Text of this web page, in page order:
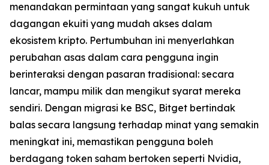
menandakan permintaan yang sangat kukuh untuk
dagangan ekuiti yang mudah akses dalam
ekosistem kripto. Pertumbuhan ini menyerlahkan
perubahan asas dalam cara pengguna ingin
berinteraksi dengan pasaran tradisional: secara
lancar, mampu milik dan mengikut syarat mereka
sendiri. Dengan migrasi ke BSC, Bitget bertindak
balas secara langsung terhadap minat yang semakin
meningkat ini, memastikan pengguna boleh
berdagang token saham bertoken seperti Nvidia,